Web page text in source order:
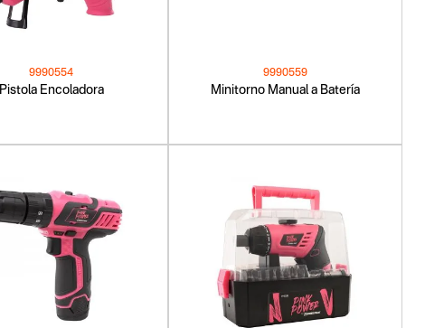
Pistola Encoladora
9990554
Minitorno Manual a Batería
9990559